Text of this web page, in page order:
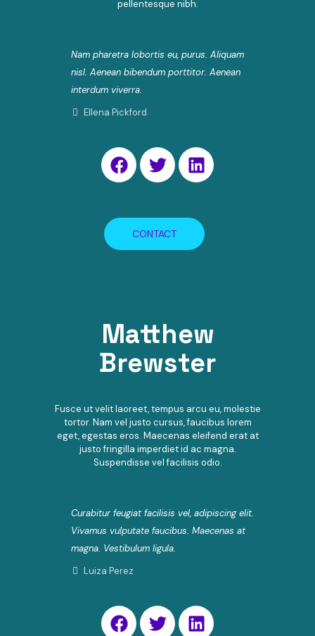
pellentesque nibh.
Nam pharetra lobortis eu, purus. Aliquam
nisl. Aenean bibendum porttitor. Aenean
interdum viverra.
Ellena Pickford
CONTACT
Matthew
Brewster
Fusce ut velit laoreet, tempus arcu eu, molestie
tortor. Nam vel justo cursus, faucibus lorem
eget, egestas eros. Maecenas eleifend erat at
justo fringilla imperdiet id ac magna.
Suspendisse vel facilisis odio.
Curabitur feugiat facilisis vel, adipiscing elit.
Vivamus vulputate faucibus. Maecenas at
magna. Vestibulum ligula.
Luiza Perez